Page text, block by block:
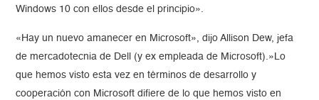
Windows 10 con ellos desde el principio».
«Hay un nuevo amanecer en Microsoft», dijo Allison Dew, jefa
de mercadotecnia de Dell (y ex empleada de Microsoft).»Lo
que hemos visto esta vez en términos de desarrollo y
cooperación con Microsoft difiere de lo que hemos visto en